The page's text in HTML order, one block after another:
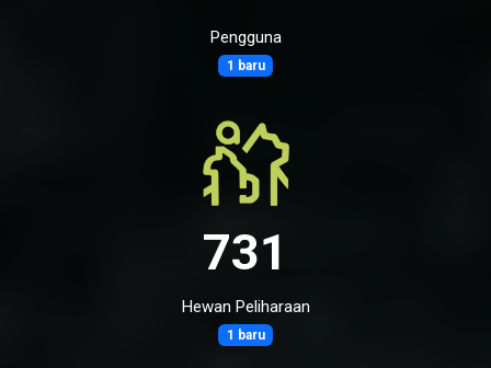
Pengguna
1 baru
731
Hewan Peliharaan
1 baru